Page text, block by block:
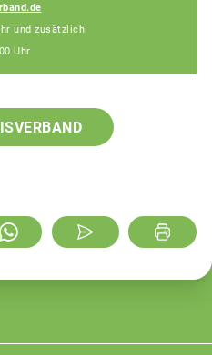
und zusätzlich
Uhr